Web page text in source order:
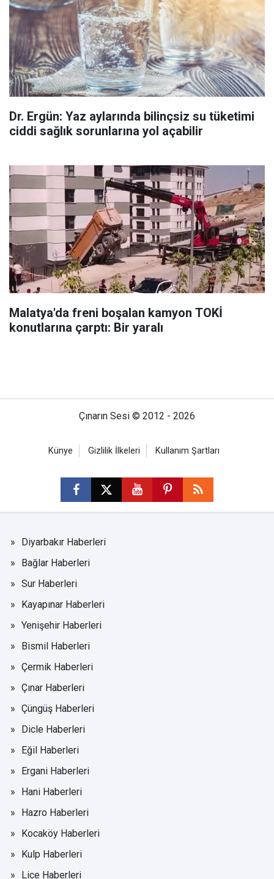
Dr. Ergün: Yaz aylarında bilinçsiz su tüketimi
ciddi sağlık sorunlarına yol açabilir
Malatya'da freni boşalan kamyon TOKİ
konutlarına çarptı: Bir yaralı
Çınarın Sesi © 2012 - 2026
Künye Gizlilik İlkeleri Kullanım Şartları
Diyarbakır Haberleri
Bağlar Haberleri
Sur Haberleri
Kayapınar Haberleri
Yenişehir Haberleri
Bismil Haberleri
Çermik Haberleri
Çınar Haberleri
Çüngüş Haberleri
Dicle Haberleri
Eğil Haberleri
Ergani Haberleri
Hani Haberleri
Hazro Haberleri
Kocaköy Haberleri
Kulp Haberleri
Lice Haberleri